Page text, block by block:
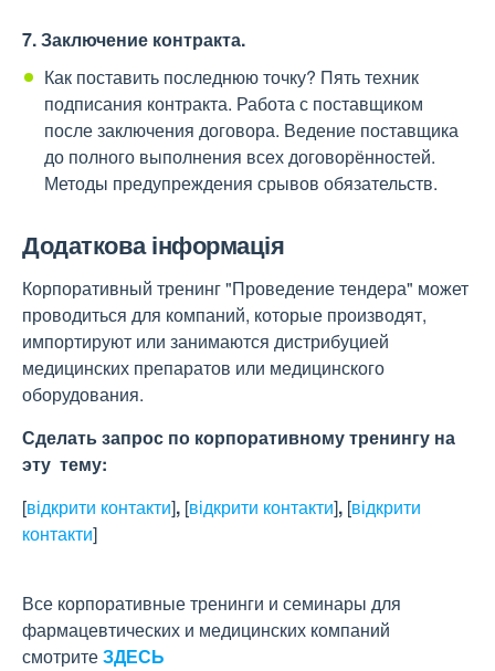
7. Заключение контракта.
Как поставить последнюю точку? Пять техник
подписания контракта. Работа с поставщиком
после заключения договора. Ведение поставщика
до полного выполнения всех договорённостей.
Методы предупреждения срывов обязательств.
Додаткова інформація
Корпоративный тренинг "Проведение тендера" может
проводиться для компаний, которые производят,
импортируют или занимаются дистрибуцией
медицинских препаратов или медицинского
оборудования.
Сделать запрос по корпоративному тренингу на
эту тему:
[відкрити контакти], [відкрити контакти], [відкрити
контакти]
Все корпоративные тренинги и семинары для
фармацевтических и медицинских компаний
смотритеЗДЕСЬ